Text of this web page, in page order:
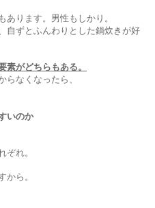
あります。男性もしかり。
自ずとふんわりとした鍋炊きが好
素がどちらもある。
らなくなったら、
いのか
ぞれ。
から。